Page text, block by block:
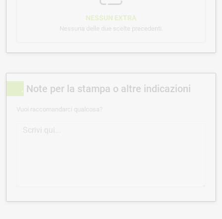
NESSUN EXTRA
Nessuna delle due scelte precedenti.
Note per la stampa o altre indicazioni
Vuoi raccomandarci qualcosa?